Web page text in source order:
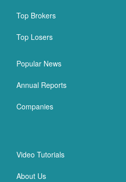
Top Brokers
Top Losers
Popular News
Annual Reports
Companies
Video Tutorials
About Us